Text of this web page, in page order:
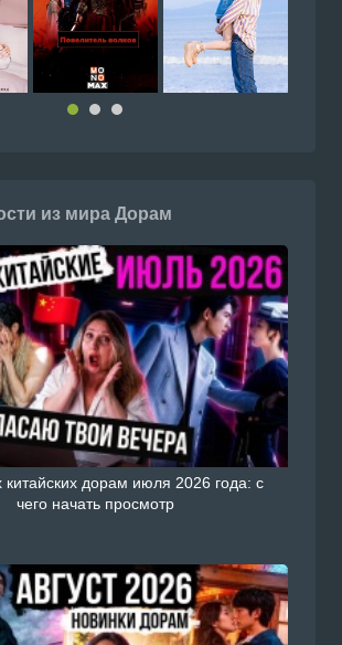
из мира Дорам
китайских дорам июля 2026 года: с
чего начать просмотр